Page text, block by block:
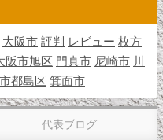
大阪市 評判 レビュー 枚方
阪市旭区 門真市 尼崎市 川
都島区 箕面市
代表ブログ